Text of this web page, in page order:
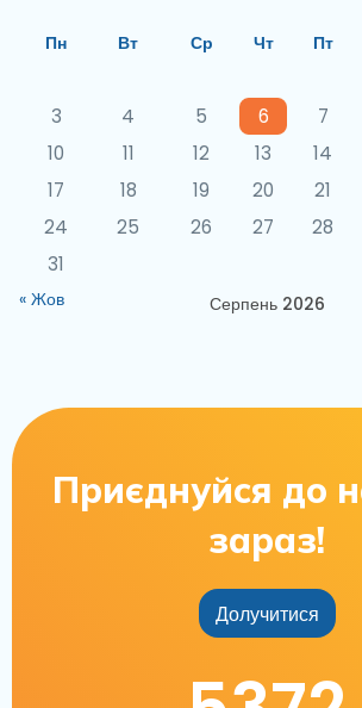
Серпень 2026
Пн Вт Ср Чт Пт
3
4 5 6 7
10
11 12 13 14
17
18 19 20 21
24
25 26 27 28
31
« Жов
Приєднуйся до
зараз!
Долучитися